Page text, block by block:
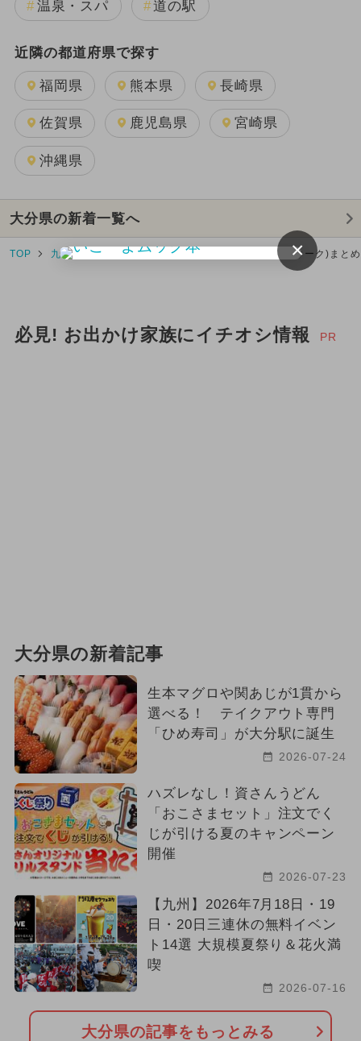
温泉・スパ 道の駅
近隣の都道府県で探す
福岡県 熊本県 長崎県
佐賀県 鹿児島県 宮崎県
沖縄県
大分県の新着一覧へ
TOP 九州･沖縄 大分県 大分県のGW(ゴールデンウィーク)まとめ
必見! お出かけ家族にイチオシ情報 PR
大分県の新着記事
生本マグロや関あじが1貫から
選べる！ テイクアウト専門
「ひめ寿司」が大分駅に誕生
2026-07-24
ハズレなし！資さんうどん
「おこさまセット」注文でく
じが引ける夏のキャンペーン
開催
2026-07-23
【九州】2026年7月18日・19
日・20日三連休の無料イベン
ト14選 大規模夏祭り＆花火満
喫
2026-07-16
大分県の記事をもっとみる
×